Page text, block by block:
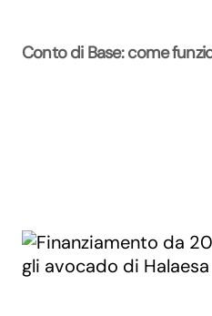
Conto di Base: come